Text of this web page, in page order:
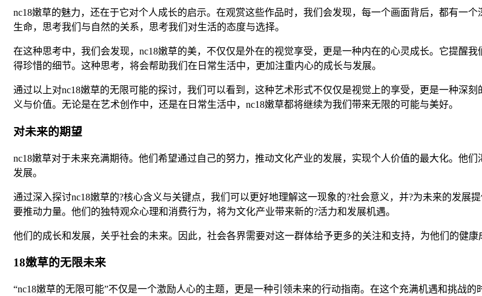
nc18嫩草的魅力，还在于它对个人成长的启示。在观赏这些作品时，我们会发现，每一个画面背后，都有一
生命，思考我们与自然的关系，思考我们对生活的态度与选择。
在这种思考中，我们会发现，nc18嫩草的美，不仅仅是外在的视觉享受，更是一种内在的心灵成长。它提醒
得珍惜的细节。这种思考，将会帮助我们在日常生活中，更加注重内心的成长与发展。
通过以上对nc18嫩草的无限可能的探讨，我们可以看到，这种艺术形式不仅仅是视觉上的享受，更是一种深
义与价值。无论是在艺术创作中，还是在日常生活中，nc18嫩草都将继续为我们带来无限的可能与美好。
对未来的期望
nc18嫩草对于未来充满期待。他们希望通过自己的努力，推动文化产业的发展，实现个人价值的最大化。他
发展。
通过深入探讨nc18嫩草的?核心含义与关键点，我们可以更好地理解这一现象的?社会意义，并?为未来的发展
要推动力量。他们的独特观众心理和消费行为，将为文化产业带来新的?活力和发展机遇。
他们的成长和发展，关乎社会的未来。因此，社会各界需要对这一群体给予更多的关注和支持，为他们的健康
18嫩草的无限未来
“nc18嫩草的无限可能”不仅是一个激励人心的主题，更是一种引领未来的行动指南。在这个充满机遇和挑战